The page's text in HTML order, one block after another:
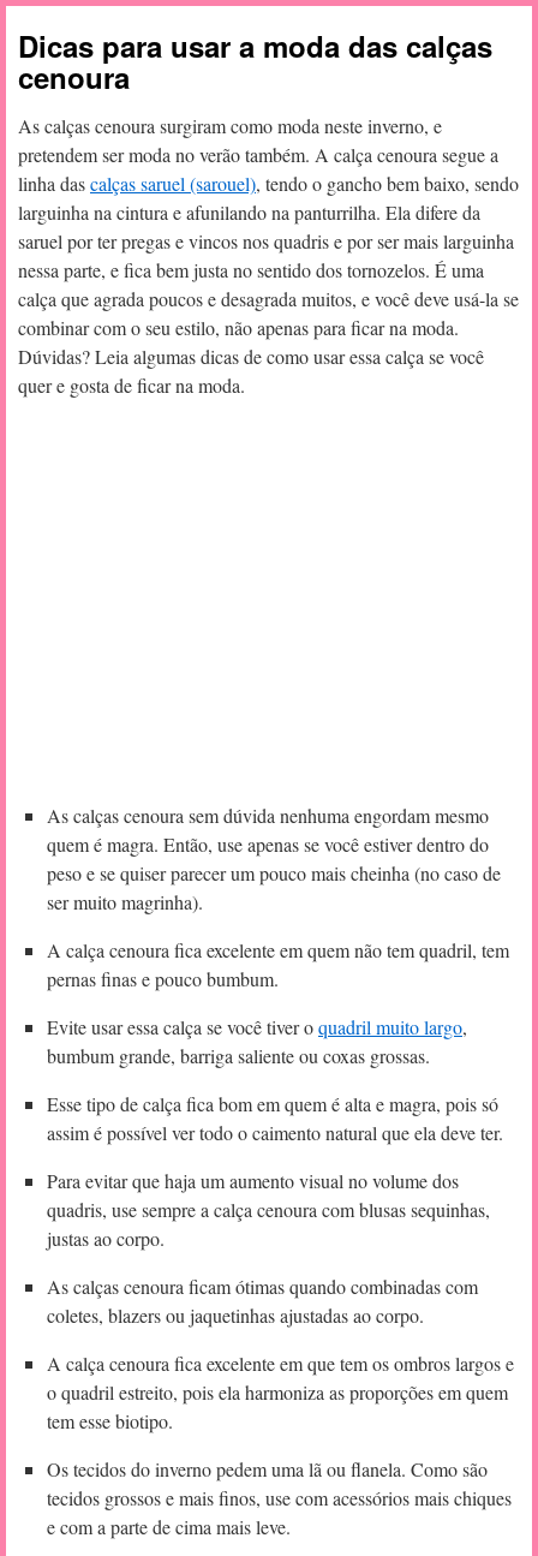
Dicas para usar a moda das calças
cenoura
As calças cenoura surgiram como moda neste inverno, e
pretendem ser moda no verão também. A calça cenoura segue a
linha dascalças saruel (sarouel), tendo o gancho bem baixo, sendo
larguinha na cintura e afunilando na panturrilha. Ela difere da
saruel por ter pregas e vincos nos quadris e por ser mais larguinha
nessa parte, e fica bem justa no sentido dos tornozelos. É uma
calça que agrada poucos e desagrada muitos, e você deve usá-la se
combinar com o seu estilo, não apenas para ficar na moda.
Dúvidas? Leia algumas dicas de como usar essa calça se você
quer e gosta de ficar na moda.
As calças cenoura sem dúvida nenhuma engordam mesmo
quem é magra. Então, use apenas se você estiver dentro do
peso e se quiser parecer um pouco mais cheinha (no caso de
ser muito magrinha).
A calça cenoura fica excelente em quem não tem quadril, tem
pernas finas e pouco bumbum.
Evite usar essa calça se você tiver oquadril muito largo,
bumbum grande, barriga saliente ou coxas grossas.
Esse tipo de calça fica bom em quem é alta e magra, pois só
assim é possível ver todo o caimento natural que ela deve ter.
Para evitar que haja um aumento visual no volume dos
quadris, use sempre a calça cenoura com blusas sequinhas,
justas ao corpo.
As calças cenoura ficam ótimas quando combinadas com
coletes, blazers ou jaquetinhas ajustadas ao corpo.
A calça cenoura fica excelente em que tem os ombros largos e
o quadril estreito, pois ela harmoniza as proporções em quem
tem esse biotipo.
Os tecidos do inverno pedem uma lã ou flanela. Como são
tecidos grossos e mais finos, use com acessórios mais chiques
e com a parte de cima mais leve.